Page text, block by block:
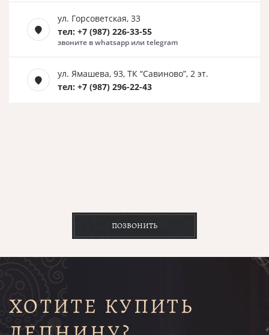
ул. Горсоветская, 33
тел: +7 (987) 226-33-55
звоните в whatsapp или telegram
ул. Ямашева, 93, ТК “Савиново”, 2 эт.
тел: +7 (987) 296-22-43
ПОЗВОНИТЬ
ХОТИТЕ КУПИТЬ